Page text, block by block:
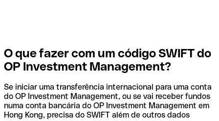
O que fazer com um código SWIFT do
OP Investment Management?
Se iniciar uma transferência internacional para uma conta
do OP Investment Management, ou se vai receber fundos
numa conta bancária do OP Investment Management em
Hong Kong, precisa do SWIFT além de outros dados